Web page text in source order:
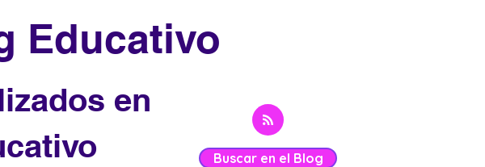
Educativo
en
Buscar en el Blog